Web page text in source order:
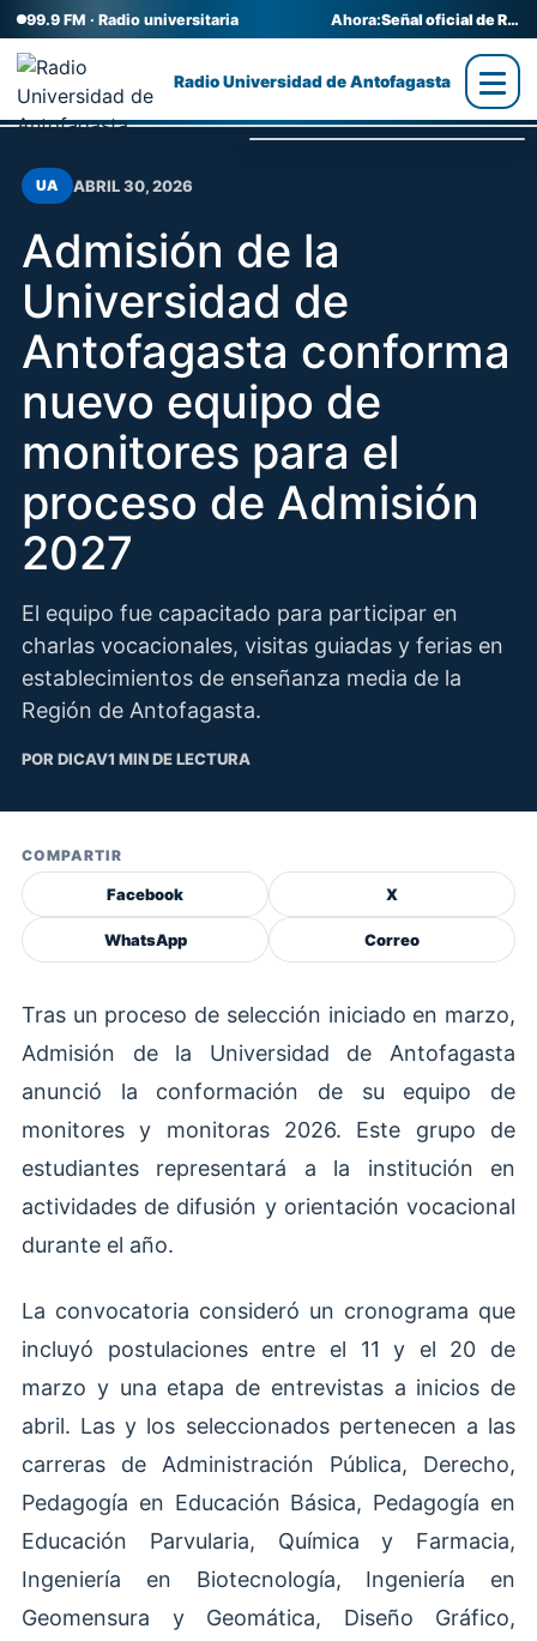
99.9 FM · Radio universitaria Ahora: Señal oficial de Radio UA
Radio Universidad de Antofagasta
UA ABRIL 30, 2026
Admisión de la
Universidad de
Antofagasta conforma
nuevo equipo de
monitores para el
proceso de Admisión
2027
El equipo fue capacitado para participar en
charlas vocacionales, visitas guiadas y ferias en
establecimientos de enseñanza media de la
Región de Antofagasta.
POR DICAV1 MIN DE LECTURA
COMPARTIR
Facebook X
WhatsApp Correo
Tras un proceso de selección iniciado en marzo,
Admisión de la Universidad de Antofagasta
anunció la conformación de su equipo de
monitores y monitoras 2026. Este grupo de
estudiantes representará a la institución en
actividades de difusión y orientación vocacional
durante el año.
La convocatoria consideró un cronograma que
incluyó postulaciones entre el 11 y el 20 de
marzo y una etapa de entrevistas a inicios de
abril. Las y los seleccionados pertenecen a las
carreras de Administración Pública, Derecho,
Pedagogía en Educación Básica, Pedagogía en
Educación Parvularia, Química y Farmacia,
Ingeniería en Biotecnología, Ingeniería en
Geomensura y Geomática, Diseño Gráfico,